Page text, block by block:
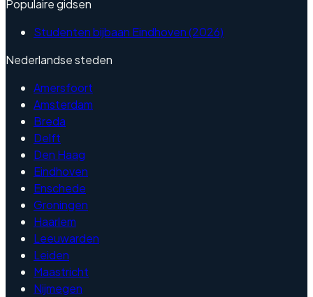
Populaire gidsen
Studenten bijbaan Eindhoven (2026)
Nederlandse steden
Amersfoort
Amsterdam
Breda
Delft
Den Haag
Eindhoven
Enschede
Groningen
Haarlem
Leeuwarden
Leiden
Maastricht
Nijmegen